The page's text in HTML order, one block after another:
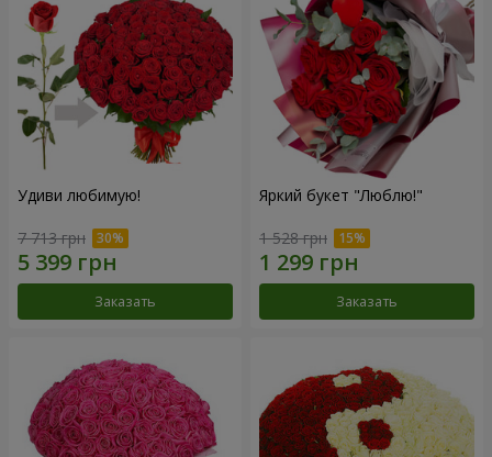
Удиви любимую!
7 713 грн
Заказать
Яркий букет "Люблю!"
1 528 грн
Заказать